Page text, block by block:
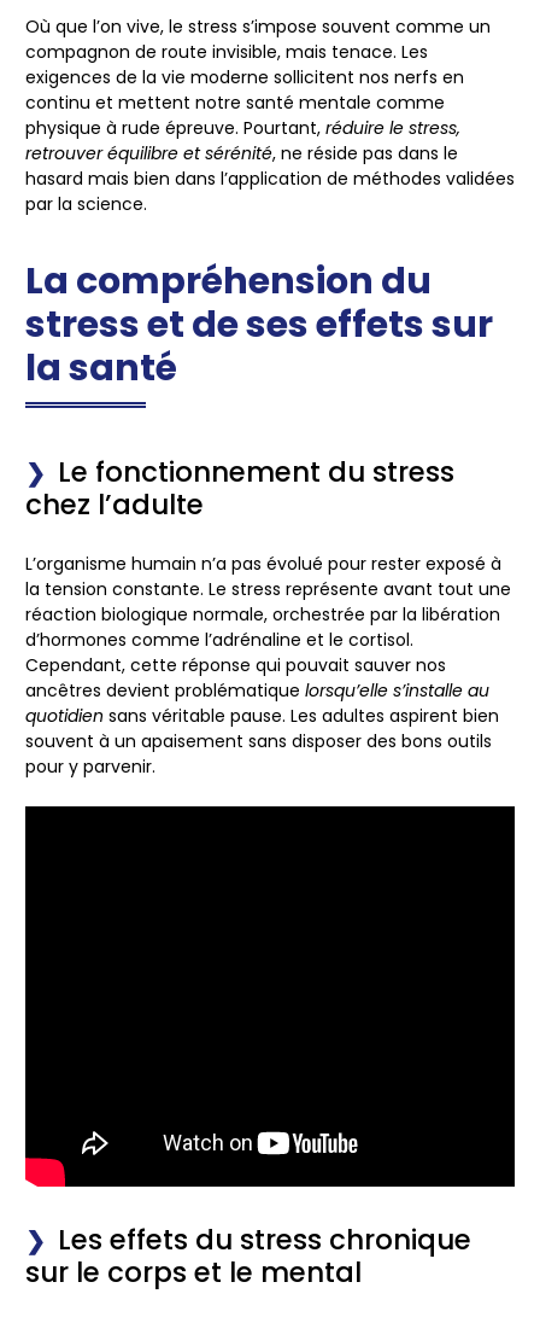
Où que l’on vive, le stress s’impose souvent comme un
compagnon de route invisible, mais tenace. Les
exigences de la vie moderne sollicitent nos nerfs en
continu et mettent notre santé mentale comme
physique à rude épreuve. Pourtant, réduire le stress,
retrouver équilibre et sérénité, ne réside pas dans le
hasard mais bien dans l’application de méthodes validées
par la science.
La compréhension du
stress et de ses effets sur
la santé
Le fonctionnement du stress
chez l’adulte
L’organisme humain n’a pas évolué pour rester exposé à
la tension constante. Le stress représente avant tout une
réaction biologique normale, orchestrée par la libération
d’hormones comme l’adrénaline et le cortisol.
Cependant, cette réponse qui pouvait sauver nos
ancêtres devient problématique lorsqu’elle s’installe au
quotidien sans véritable pause. Les adultes aspirent bien
souvent à un apaisement sans disposer des bons outils
pour y parvenir.
Les effets du stress chronique
sur le corps et le mental